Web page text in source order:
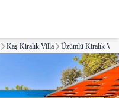
Kaş Kiralık Villa Üzümlü Kiralık Villa